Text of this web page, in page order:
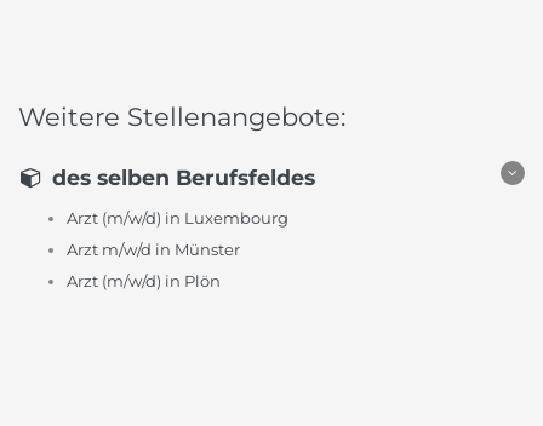
Weitere Stellenangebote:
des selben Berufsfeldes
Arzt (m/w/d) in Luxembourg
Arzt m/w/d in Münster
Arzt (m/w/d) in Plön